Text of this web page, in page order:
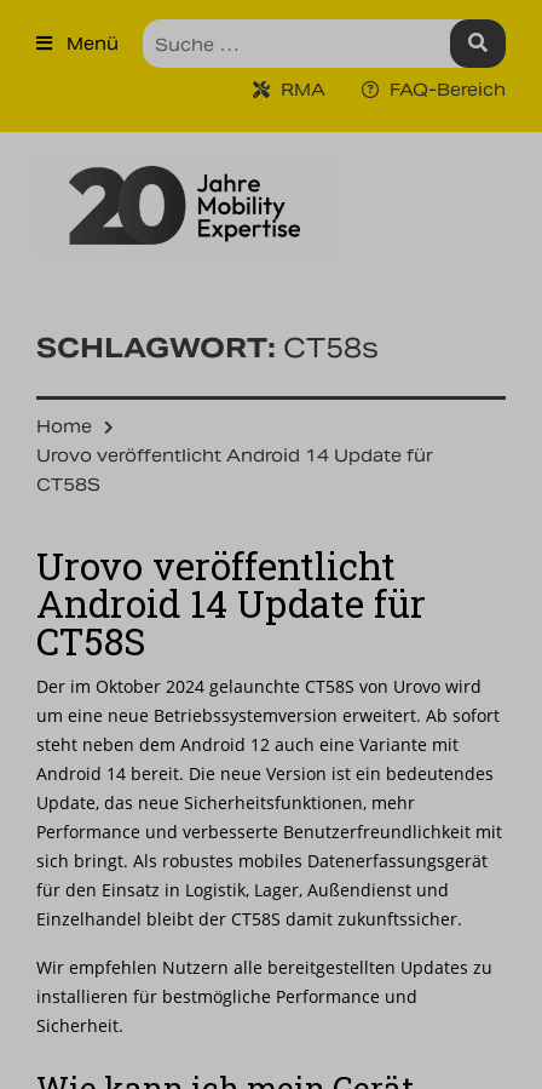
×
Robuste Industrie-Tablet PCs
Ruggedized Industrie
Handhelds
Unsere Leistungen
Nachrichten
Karriere
Menü
RMA FAQ-Bereich
SCHLAGWORT: CT58s
Home
Urovo veröffentlicht Android 14 Update für
CT58S
Urovo veröffentlicht
Android 14 Update für
CT58S
Der im Oktober 2024 gelaunchte CT58S von Urovo wird
um eine neue Betriebssystemversion erweitert. Ab sofort
steht neben dem Android 12 auch eine Variante mit
Android 14 bereit. Die neue Version ist ein bedeutendes
Update, das neue Sicherheitsfunktionen, mehr
Performance und verbesserte Benutzerfreundlichkeit mit
sich bringt. Als robustes mobiles Datenerfassungsgerät
für den Einsatz in Logistik, Lager, Außendienst und
Einzelhandel bleibt der CT58S damit zukunftssicher.
Wir empfehlen Nutzern alle bereitgestellten Updates zu
installieren für bestmögliche Performance und
Sicherheit.